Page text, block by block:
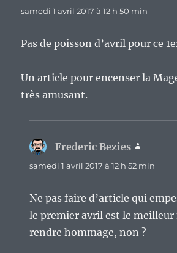
samedi 1 avril 2017 à 12 h 50 min
Pas de poisson d’avril pour ce
Un article pour encenser la
très amusant.
Frederic Bezies
samedi 1 avril 2017 à 12 h 52 min
Ne pas faire d’article qui
le premier avril est le meilleur
rendre hommage, non ?